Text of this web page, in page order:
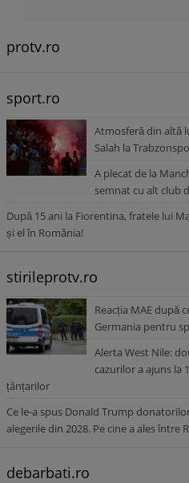
protv.ro
sport.ro
Atmosferă din altă
Salah la
A plecat de la
semnat cu alt club
După 15 ani la Fiorentina, fratele lui
și el în România!
stirileprotv.ro
Reacția MAE după
Germania pentru
Alerta West Nile:
cazurilor a ajuns la
țânțarilor
Ce le-a spus Donald Trump
alegerile din 2028. Pe cine a ales între
debarbati.ro